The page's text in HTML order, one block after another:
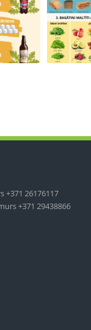
+371 26176117
+371 29438866